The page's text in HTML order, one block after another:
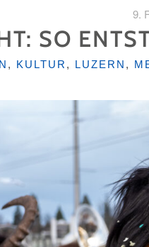
9.
SO
, KULTUR , LUZERN ,